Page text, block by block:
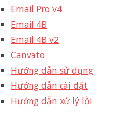
Email Pro v4
Email 4B
Email 4B v2
Canvato
Hướng dẫn sử dụng
Hướng dẫn cài đặt
Hướng dẫn xử lý lỗi